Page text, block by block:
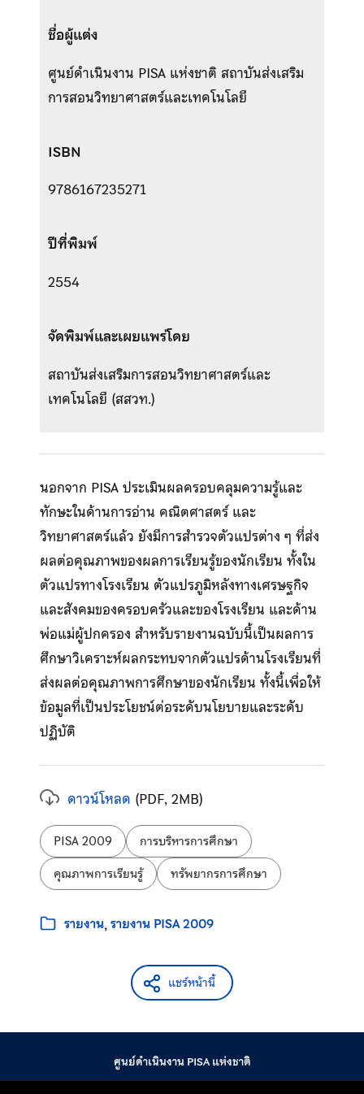
ชื่อผู้แต่ง
ศูนย์ดำเนินงาน PISA แห่งชาติ สถาบันส่งเสริม
การสอนวิทยาศาสตร์และเทคโนโลยี
ISBN
9786167235271
ปีที่พิมพ์
2554
จัดพิมพ์และเผยแพร่โดย
สถาบันส่งเสริมการสอนวิทยาศาสตร์และ
เทคโนโลยี (สสวท.)
นอกจาก PISA ประเมินผลครอบคลุมความรู้และ
ทักษะในด้านการอ่าน คณิตศาสตร์ และ
วิทยาศาสตร์แล้ว ยังมีการสำรวจตัวแปรต่าง ๆ ที่ส่ง
ผลต่อคุณภาพของผลการเรียนรู้ของนักเรียน ทั้งใน
ตัวแปรทางโรงเรียน ตัวแปรภูมิหลังทางเศรษฐกิจ
และสังคมของครอบครัวและของโรงเรียน และด้าน
พ่อแม่ผู้ปกครอง สำหรับรายงานฉบับนี้เป็นผลการ
ศึกษาวิเคราะห์ผลกระทบจากตัวแปรด้านโรงเรียนที่
ส่งผลต่อคุณภาพการศึกษาของนักเรียน ทั้งนี้เพื่อให้
ข้อมูลที่เป็นประโยชน์ต่อระดับนโยบายและระดับ
ปฏิบัติ
ดาวน์โหลด (PDF, 2MB)
ป้ายกำกับ:
PISA 2009
การบริหารการศึกษา
คุณภาพการเรียนรู้
ทรัพยากรการศึกษา
หมวดหมู่:
รายงาน รายงาน PISA 2009
แชร์หน้านี้
ศูนย์ดำเนินงาน PISA แห่งชาติ